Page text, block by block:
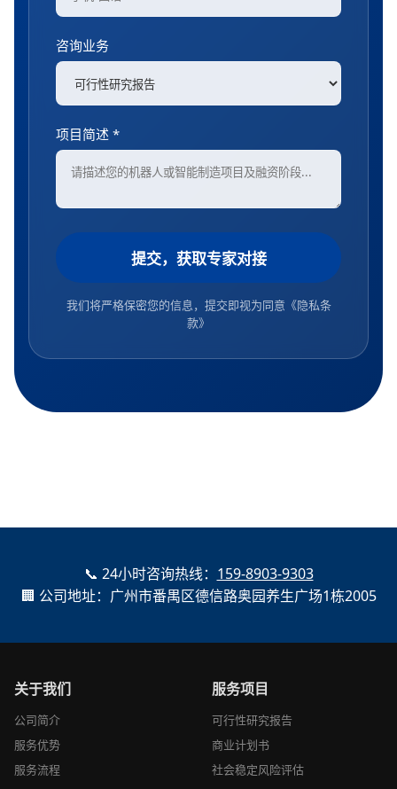
咨询业务
项目简述 *
提交，获取专家对接
我们将严格保密您的信息，提交即视为同意 《隐私条
款》
📞 24小时咨询热线： 159-8903-9303
🏢 公司地址：广州市番禺区德信路奥园养生广场1栋2005
关于我们
公司简介
服务优势
服务流程
服务项目
可行性研究报告
商业计划书
社会稳定风险评估